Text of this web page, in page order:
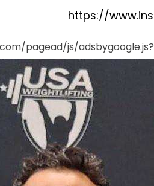
https://
pagead/js/